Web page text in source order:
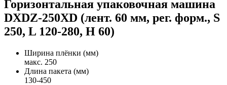
Горизонтальная упаковочная машина
DXDZ-250XD (лент. 60 мм, рег. форм., S
250, L 120-280, H 60)
Ширина плёнки (мм)
макс. 250
Длина пакета (мм)
130-450